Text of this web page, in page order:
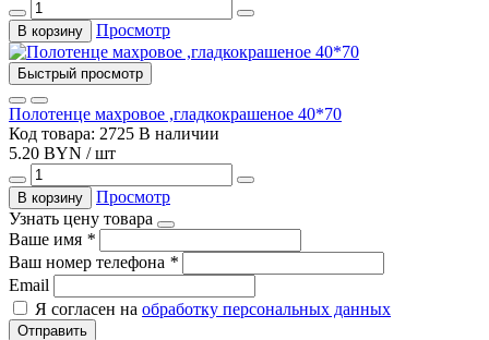
В корзину Просмотр
Быстрый просмотр
Полотенце махровое ,гладкокрашеное 40*70
Код товара: 2725 В наличии
5.20 BYN / шт
В корзину
Просмотр
Узнать цену товара
Ваше имя *
Ваш номер телефона *
Email
Я согласен на обработку персональных данных
Отправить